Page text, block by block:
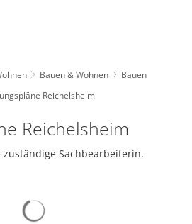
Bauen & Wohnen
Bauen
Reichelsheim
Reichelsheim
Sachbearbeiterin.